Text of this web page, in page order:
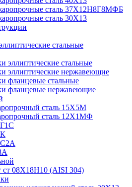
сталь 37Х12Н8Г8МФБ
сталь 30Х13
стальные
эллиптические стальные
эллиптические нержавеющие
фланцевые стальные
фланцевые нержавеющие
сталь 15Х5М
сталь 12Х1МФ
ст 08Х18Н10 (AISI 304)